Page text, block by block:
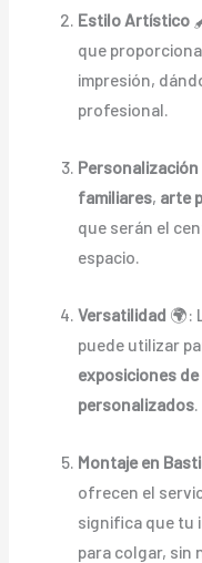
Estilo Artístico
que
impresión,
profesional.
Personalización
familiares, arte
que serán el
espacio.
Versatilidad 🌍:
puede utilizar
exposiciones
personalizados.
Montaje en
ofrecen el
significa que tu
para colgar, sin